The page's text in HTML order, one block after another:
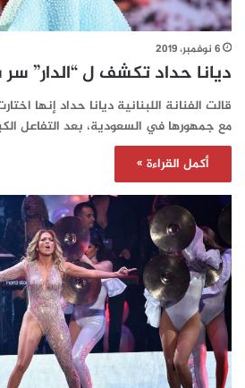
6 نوفمبر، 2019
ديانا حداد تكشف ل “الدار”
قالت الفنانة اللبنانية ديانا حداد إنها
مع جمهورها في السعودية، بعد التفاعل
أكمل القراءة »